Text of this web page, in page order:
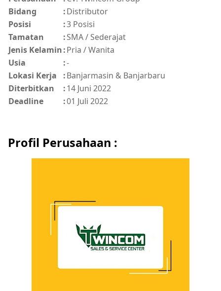
Bidang
:Distributor
Posisi
:3 Posisi
Tamatan
:SMA / Sederajat
Jenis Kelamin:Pria / Wanita
Usia
:-
Lokasi Kerja
:Banjarmasin & Banjarbaru
Diterbitkan
:14 Juni 2022
Deadline
:01 Juli 2022
Profil Perusahaan :